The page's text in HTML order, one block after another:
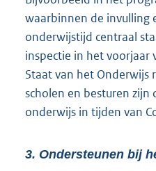
waarbinnen de invulling
onderwijstijd centraal
inspectie in het voorjaar
Staat van het Onderwijs
scholen en besturen
onderwijs in tijden van
3. Ondersteunen bij